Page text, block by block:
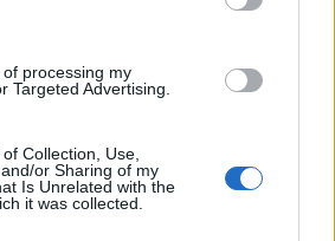
processing my
Targeted Advertising.
Collection, Use,
or Sharing of my
Is Unrelated with the
it was collected.